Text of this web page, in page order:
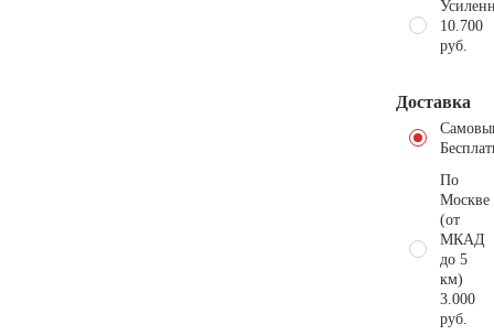
10.700
руб.
Доставка
По
Москве
(от
МКАД
до 5
км)
3.000
руб.